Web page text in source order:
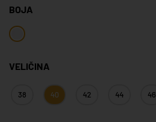
BOJA
VELIČINA
38 40 42 44 46